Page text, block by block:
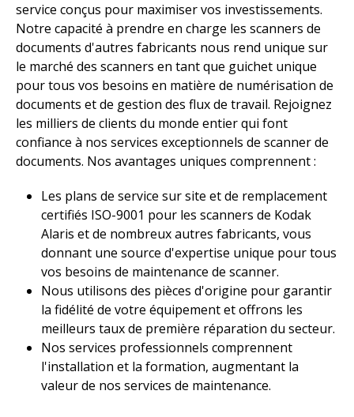
service conçus pour maximiser vos investissements.
Notre capacité à prendre en charge les scanners de
documents d'autres fabricants nous rend unique sur
le marché des scanners en tant que guichet unique
pour tous vos besoins en matière de numérisation de
documents et de gestion des flux de travail. Rejoignez
les milliers de clients du monde entier qui font
confiance à nos services exceptionnels de scanner de
documents. Nos avantages uniques comprennent :
Les plans de service sur site et de remplacement
certifiés ISO-9001 pour les scanners de Kodak
Alaris et de nombreux autres fabricants, vous
donnant une source d'expertise unique pour tous
vos besoins de maintenance de scanner.
Nous utilisons des pièces d'origine pour garantir
la fidélité de votre équipement et offrons les
meilleurs taux de première réparation du secteur.
Nos services professionnels comprennent
l'installation et la formation, augmentant la
valeur de nos services de maintenance.